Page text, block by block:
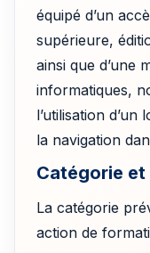
équipé d’un
supérieure,
ainsi que d’une
informatiques,
l’utilisation
la navigation
Catégorie
La catégorie
action de